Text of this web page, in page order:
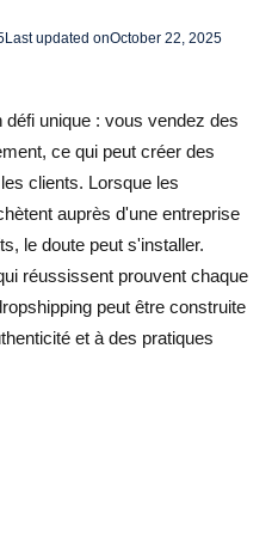
et des signaux de
site professionnelles
avec les clients
utiliser pour renforcer
vos produits
Last updated onOctober 22, 2025
unique : vous vendez des
ce qui peut créer des
clients. Lorsque les
auprès d'une entreprise
le doute peut s'installer.
réussissent prouvent chaque
peut être construite
et à des pratiques